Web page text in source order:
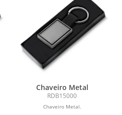
Chaveiro Metal
RDB15000
Chaveiro Metal.